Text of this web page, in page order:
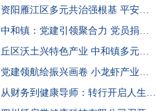
资阳雁江区多元共治强根基 平安…
中和镇：党建引领聚合力 党员捐…
丘区沃土兴特色产业 中和镇多元…
党建领航绘振兴画卷 小龙虾产业…
从财务到健康导师：转行开启人生…